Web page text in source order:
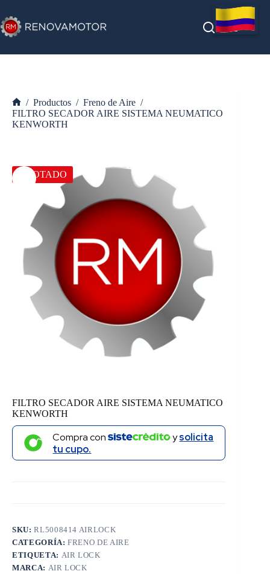
al
contenido
Inicio
/ Productos / Freno de Aire /
FILTRO SECADOR AIRE SISTEMA NEUMATICO
KENWORTH
AGOTADO
FILTRO SECADOR AIRE SISTEMA NEUMATICO
KENWORTH
Compra con ysolicita
tu cupo.
SKU:RL5008414 AIRLOCK
CATEGORÍA:FRENO DE AIRE
ETIQUETA: AIR LOCK
MARCA: AIR LOCK